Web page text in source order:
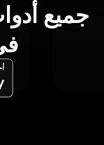
جميع